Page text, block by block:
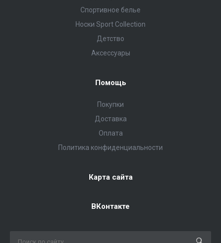
Спортивное белье
Носки Sport Collection
Детство
Аксессуары
Помощь
Покупки
Доставка
Оплата
Политика конфиденциальности
Карта сайта
ВКонтакте